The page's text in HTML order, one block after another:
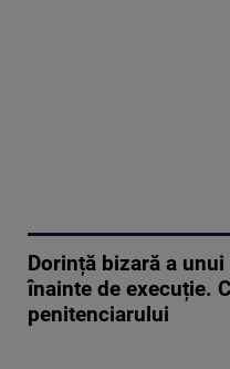
Dorință bizară a
înainte de execuție.
penitenciarului